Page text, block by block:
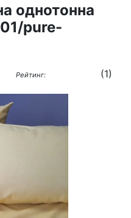
однотонна
pure-
Рейтинг: (1)